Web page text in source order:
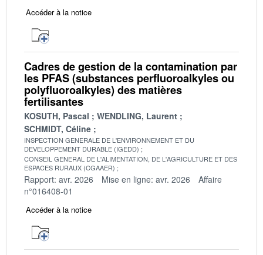
Accéder à la notice
Cadres de gestion de la contamination par
les PFAS (substances perfluoroalkyles ou
polyfluoroalkyles) des matières
fertilisantes
KOSUTH, Pascal
WENDLING, Laurent
SCHMIDT, Céline
INSPECTION GENERALE DE L'ENVIRONNEMENT ET DU
DEVELOPPEMENT DURABLE (IGEDD)
CONSEIL GENERAL DE L'ALIMENTATION, DE L'AGRICULTURE ET DES
ESPACES RURAUX (CGAAER)
Rapport: avr. 2026 Mise en ligne: avr. 2026
Affaire
n°016408-01
Accéder à la notice